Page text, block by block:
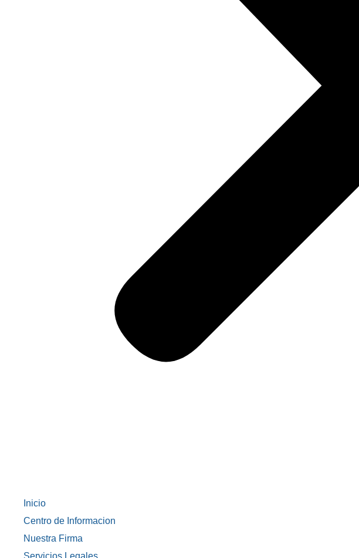
Inicio
Centro de Informacion
Nuestra Firma
Servicios Legales